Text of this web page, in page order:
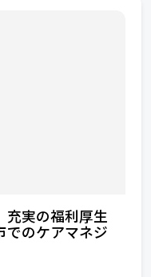
充実の福利厚生
でのケアマネジ